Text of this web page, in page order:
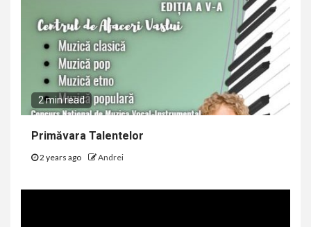
2 min read
Primăvara Talentelor
2 years ago Andrei